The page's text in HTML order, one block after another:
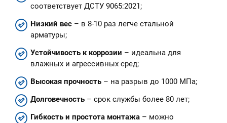
соответствует ДСТУ 9065:2021;
Низкий вес – в 8-10 раз легче стальной
арматуры;
Устойчивость к коррозии – идеальна для
влажных и агрессивных сред;
Высокая прочность – на разрыв до 1000 МПа;
Долговечность – срок службы более 80 лет;
Гибкость и простота монтажа – можно